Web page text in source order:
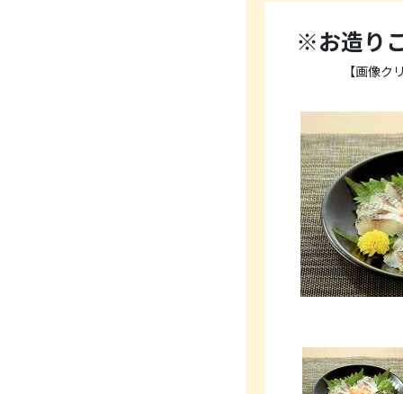
※お造り
【画像ク